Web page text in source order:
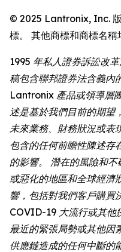
© 2025 Lantronix, Inc.
標。 其他商標和商標名稱
1995 年私人證券訴訟改
稿包含聯邦證券法含義內
Lantronix 產品或領導層
述是基於我們目前的期望
未來業務、財務狀況或表
包含的任何前瞻性陳述存
的影響。 潛在的風險和
或惡化的地區和全球經濟
響，包括對我們客戶購買
COVID-19 大流行或其他
最近的緊張局勢或其他因
供應鏈造成的任何中斷的